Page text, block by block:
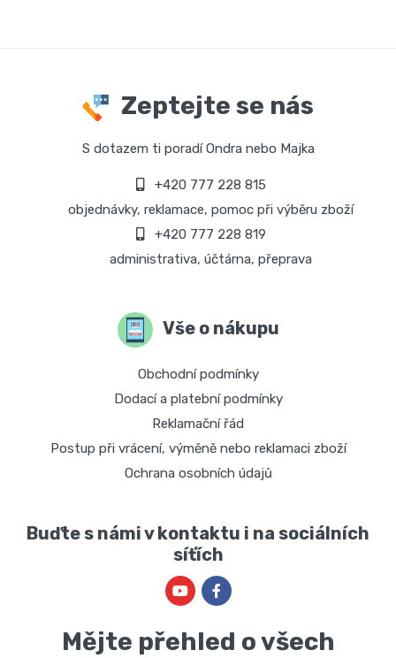
Zeptejte se nás
S dotazem ti poradí Ondra nebo Majka
+420 777 228 815
objednávky, reklamace, pomoc při výběru zboží
+420 777 228 819
administrativa, účtárna, přeprava
Vše o nákupu
Obchodní podmínky
Dodací a platební podmínky
Reklamační řád
Postup při vrácení, výměně nebo reklamaci zboží
Ochrana osobních údajů
Buďte s námi v kontaktu i na sociálních
síťích
Mějte přehled o všech